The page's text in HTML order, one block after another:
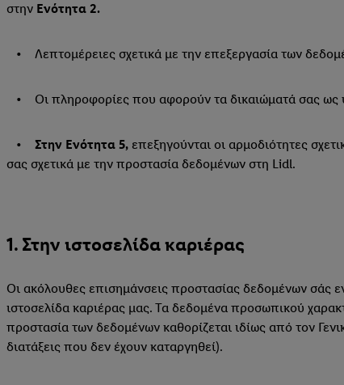
στην Ενότητα 2.
• Λεπτομέρειες σχετικά με την επεξεργασία των
• Οι πληροφορίες που αφορούν τα δικαιώματά σας ως
• Στην Ενότητα 5, επεξηγούνται οι αρμοδιότητες
σας σχετικά με την προστασία δεδομένων στη Lidl.
1. Στην ιστοσελίδα καριέρας
Οι ακόλουθες επισημάνσεις προστασίας δεδομένων σάς
ιστοσελίδα καριέρας μας. Τα δεδομένα προσωπικού
προστασία των δεδομένων καθορίζεται ιδίως από τον
διατάξεις που δεν έχουν καταργηθεί).